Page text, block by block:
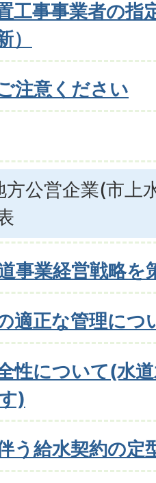
工事事業者の指
）
注意ください
公営企業(市上
事業経営戦略を
適正な管理につ
性について(水
)
う給水契約の定